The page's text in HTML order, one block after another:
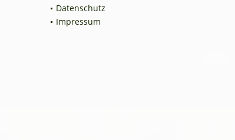
Datenschutz
Impressum